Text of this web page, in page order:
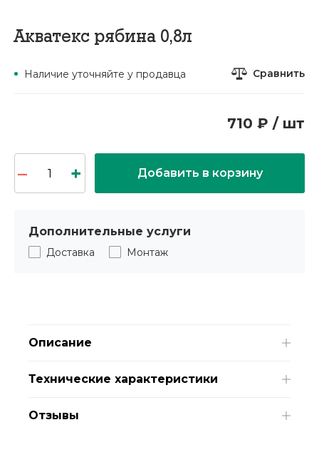
Акватекс рябина 0,8л
Наличие уточняйте у продавца Сравнить
710 ₽ / шт
Добавить в корзину
Дополнительные услуги
Доставка Монтаж
Описание
Технические характеристики
Отзывы